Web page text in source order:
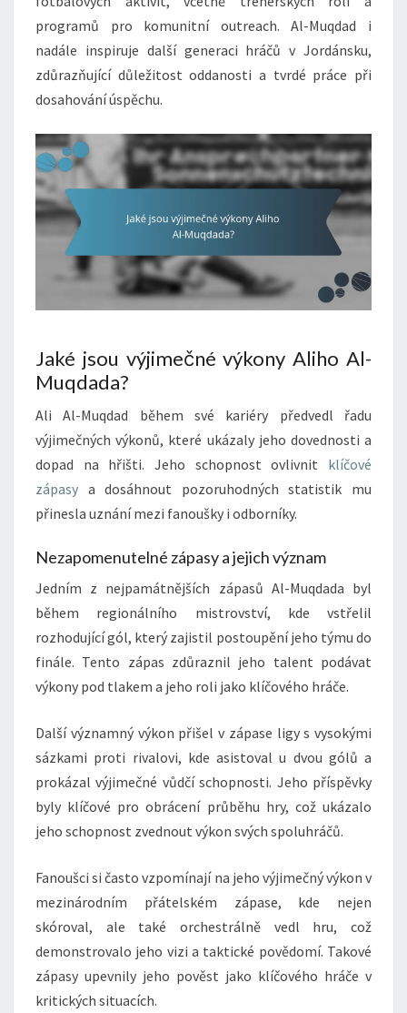
programů pro komunitní outreach. Al-Muqdad i
nadále inspiruje další generaci hráčů v Jordánsku,
zdůrazňující důležitost oddanosti a tvrdé práce při
dosahování úspěchu.
Jaké jsou výjimečné výkony Aliho Al-
Muqdada?
Ali Al-Muqdad během své kariéry předvedl řadu
výjimečných výkonů, které ukázaly jeho dovednosti a
dopad na hřišti. Jeho schopnost ovlivnit klíčové
zápasy a dosáhnout pozoruhodných statistik mu
přinesla uznání mezi fanoušky i odborníky.
Nezapomenutelné zápasy a jejich význam
Jedním z nejpamátnějších zápasů Al-Muqdada byl
během regionálního mistrovství, kde vstřelil
rozhodující gól, který zajistil postoupění jeho týmu do
finále. Tento zápas zdůraznil jeho talent podávat
výkony pod tlakem a jeho roli jako klíčového hráče.
Další významný výkon přišel v zápase ligy s vysokými
sázkami proti rivalovi, kde asistoval u dvou gólů a
prokázal výjimečné vůdčí schopnosti. Jeho příspěvky
byly klíčové pro obrácení průběhu hry, což ukázalo
jeho schopnost zvednout výkon svých spoluhráčů.
Fanoušci si často vzpomínají na jeho výjimečný výkon v
mezinárodním přátelském zápase, kde nejen
skóroval, ale také orchestrálně vedl hru, což
demonstrovalo jeho vizi a taktické povědomí. Takové
zápasy upevnily jeho pověst jako klíčového hráče v
kritických situacích.